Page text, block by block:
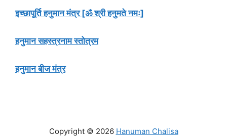
इच्छापूर्ति हनुमान मंत्र [ॐ श्री हनुमते नमः]
हनुमान सहस्त्रनाम स्तोत्रम
हनुमान बीज मंत्र
Copyright © 2026 Hanuman Chalisa